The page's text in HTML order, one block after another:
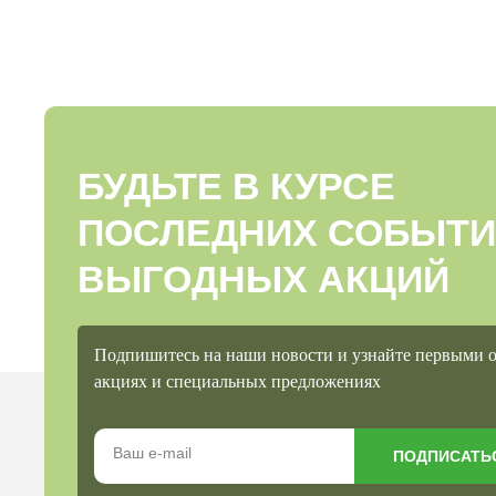
БУДЬТЕ В КУРСЕ
ПОСЛЕДНИХ
ВЫГОДНЫХ АКЦИЙ
Подпишитесь на наши новости и узнайте первыми
акциях и специальных предложениях